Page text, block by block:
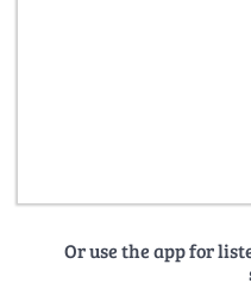
Or use the app for